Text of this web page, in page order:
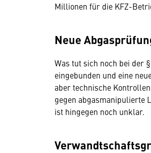
Millionen für die KFZ-
Neue
Was tut sich noch bei der
eingebunden und eine
aber technische
gegen abgasmanipulierte
ist hingegen noch unklar.